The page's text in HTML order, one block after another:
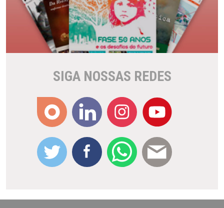
SIGA NOSSAS REDES